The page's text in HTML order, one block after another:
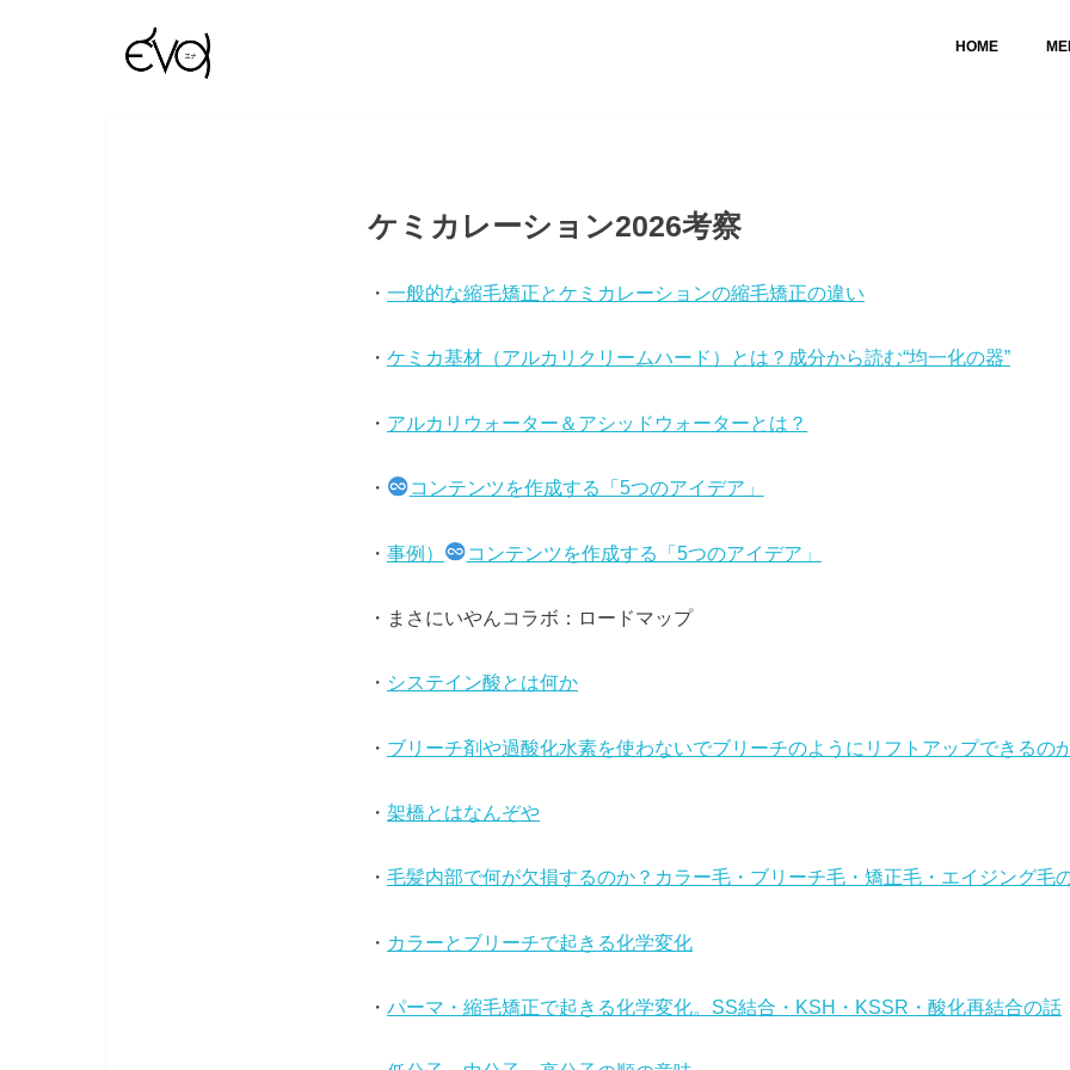
HOME
ケミカレーション2026考察
・ 一般的な縮毛矯正とケミカレーションの縮毛矯正の違い
・ ケミカ基材（アルカリクリームハード）とは？成分から読む“均一化の器”
・ アルカリウォーター＆アシッドウォーターとは？
・ コンテンツを作成する「5つのアイデア」
・ 事例） コンテンツを作成する「5つのアイデア」
・まさにいやんコラボ：ロードマップ
・ システイン酸とは何か
・ ブリーチ剤や過酸化水素を使わないでブリーチのようにリフトアップできるの
・ 架橋とはなんぞや
・ 毛髪内部で何が欠損するのか？カラー毛・ブリーチ毛・矯正毛・エイジング毛
・ カラーとブリーチで起きる化学変化
・ パーマ・縮毛矯正で起きる化学変化。SS結合・KSH・KSSR・酸化再結合の話